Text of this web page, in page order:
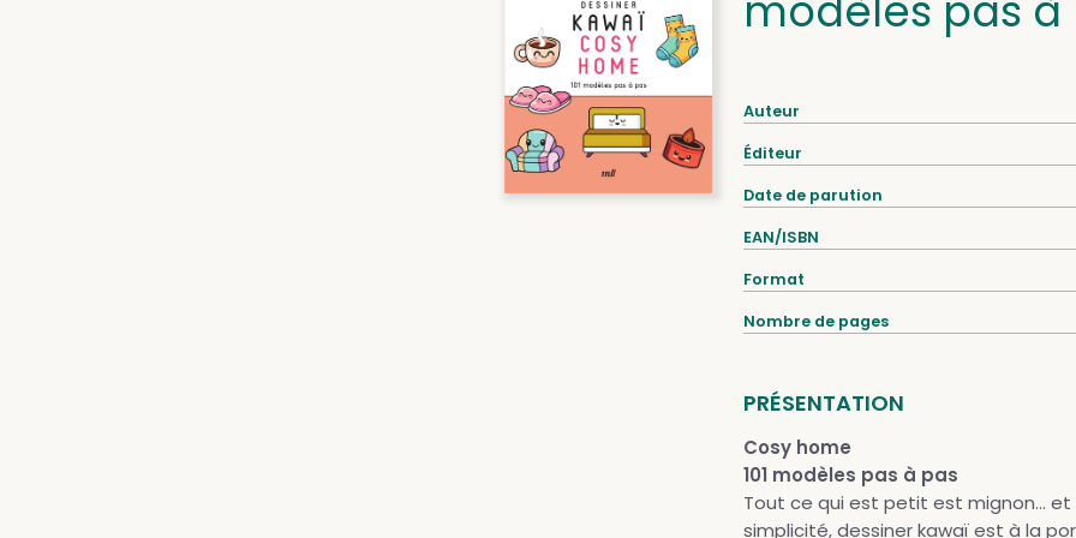
Auteur
Éditeur
Date de parution
EAN/ISBN
Format
Nombre de pages
PRÉSENTATION
Cosy home
101 modèles pas à pas
Tout ce qui est petit est mignon...
simplicité, dessiner kawaï est à la